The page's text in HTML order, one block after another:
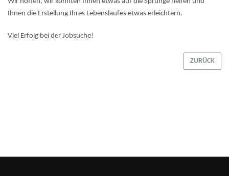
Ihnen die Erstellung Ihres Lebenslaufes etwas erleichtern.
Viel Erfolg bei der Jobsuche!
ZURÜCK